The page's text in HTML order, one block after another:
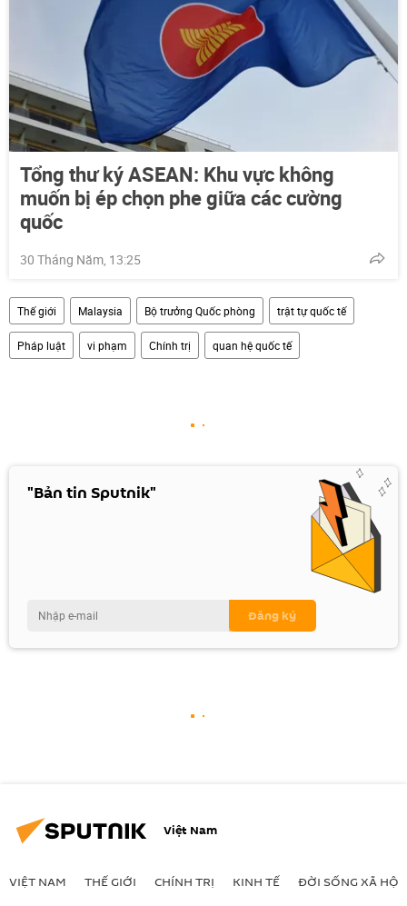
Tổng thư ký ASEAN: Khu vực không
muốn bị ép chọn phe giữa các cường
quốc
30 Tháng Năm, 13:25
Thế giới Malaysia Bộ trưởng Quốc phòng trật tự quốc tế
Pháp luật vi phạm Chính trị quan hệ quốc tế
"Bản tin Sputnik"
Việt Nam
VIỆT NAM THẾ GIỚI CHÍNH TRỊ KINH TẾ ĐỜI SỐNG XÃ HỘI